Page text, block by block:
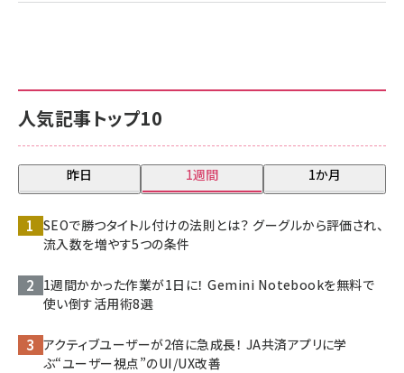
人気記事トップ10
昨日 1週間 1か月
SEOで勝つタイトル付けの法則とは？ グーグルから評価され、
流入数を増やす5つの条件
1週間かかった作業が1日に！ Gemini Notebookを無料で
使い倒す活用術8選
アクティブユーザーが2倍に急成長！ JA共済アプリに学
ぶ“ユーザー視点”のUI/UX改善